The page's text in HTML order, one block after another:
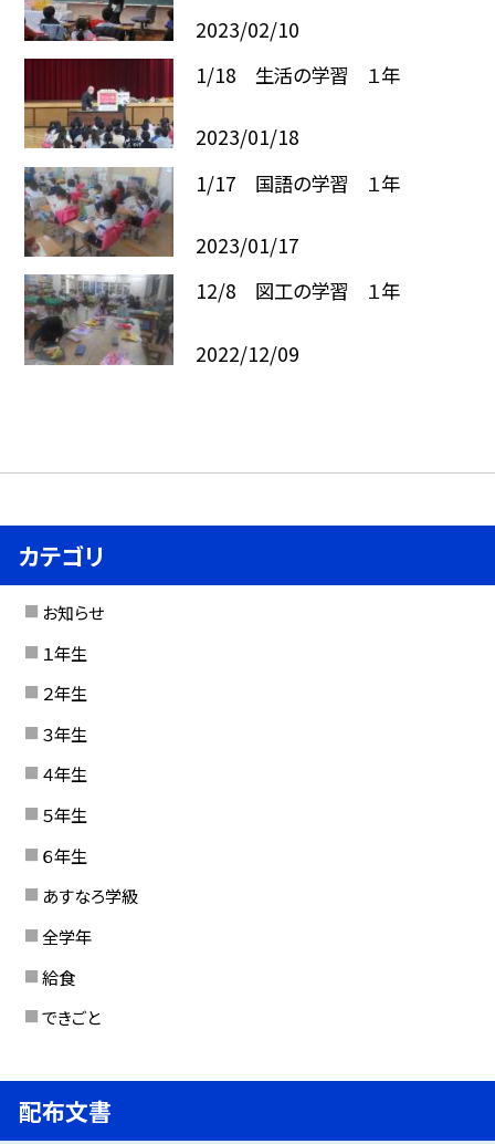
2023/02/10
1/18 生活の学習 １年
2023/01/18
1/17 国語の学習 １年
2023/01/17
12/8 図工の学習 １年
2022/12/09
カテゴリ
お知らせ
１年生
２年生
３年生
４年生
５年生
６年生
あすなろ学級
全学年
給食
できごと
配布文書